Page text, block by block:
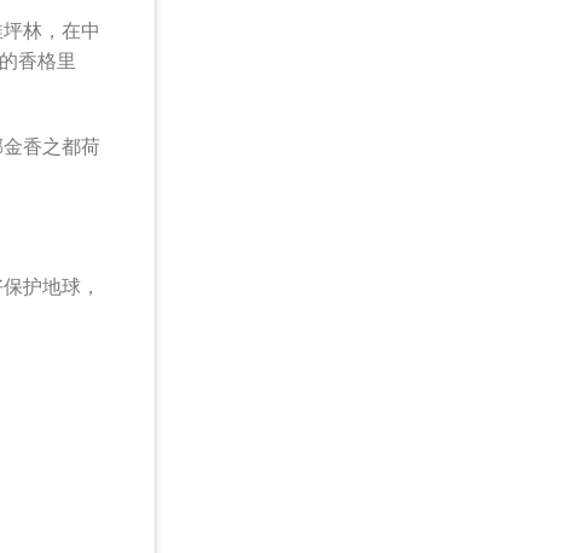
林，在中
香格里
香之都荷
护地球，